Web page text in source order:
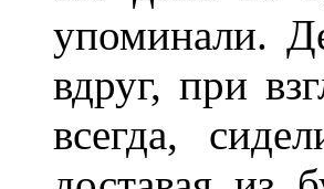
упоминали.
вдруг, при
всегда,